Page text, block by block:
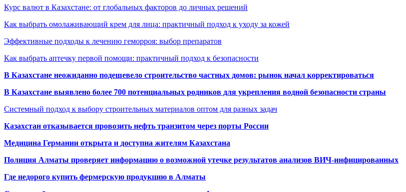
Курс валют в Казахстане: от глобальных факторов до личных решений
Как выбрать омолаживающий крем для лица: практичный подход к уходу за кожей
Эффективные подходы к лечению геморроя: выбор препаратов
Как выбрать аптечку первой помощи: практичный подход к безопасности
В Казахстане неожиданно подешевело строительство частных домов: рынок начал корректироваться
В Казахстане выявлено более 700 потенциальных родников для укрепления водной безопасности страны
Системный подход к выбору строительных материалов оптом для разных задач
Казахстан отказывается провозить нефть транзитом через порты России
Медицина Германии открыта и доступна жителям Казахстана
Полиция Алматы проверяет информацию о возможной утечке результатов анализов ВИЧ-инфицированных
Где недорого купить фермерскую продукцию в Алматы